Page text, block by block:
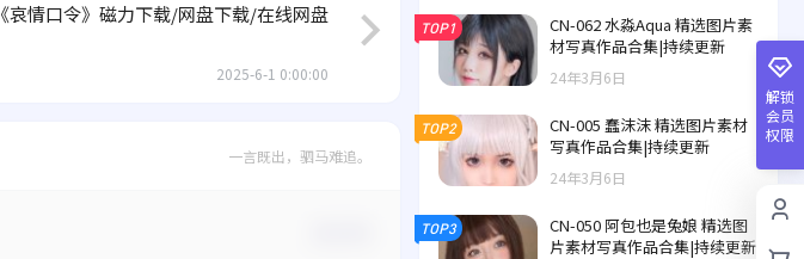
《哀情口令》磁力下载/网盘下载/在线网盘
2025-6-1 0:00:00
一言既出，驷马难追。
TOP1
CN-062 水淼Aqua 精选图片素
材写真作品合集|持续更新
24年3月6日
TOP2
CN-005 蠢沫沫 精选图片素材
写真作品合集|持续更新
24年3月6日
TOP3
CN-050 阿包也是兔娘 精选图
片素材写真作品合集|持续更新
解锁
会员
权限